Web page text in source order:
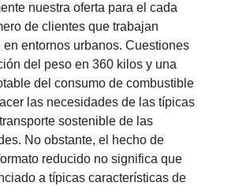
nuestra oferta para el cada
de clientes que trabajan
en entornos urbanos. Cuestiones
del peso en 360 kilos y una
del consumo de combustible
las necesidades de las típicas
sostenible de las
No obstante, el hecho de
reducido no significa que
a típicas características de